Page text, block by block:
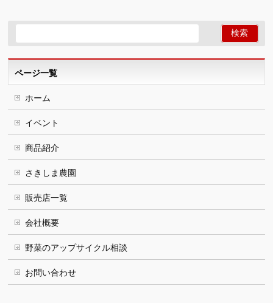
ページ一覧
ホーム
イベント
商品紹介
さきしま農園
販売店一覧
会社概要
野菜のアップサイクル相談
お問い合わせ